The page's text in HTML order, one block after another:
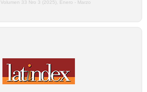
Volumen 33 Nro 3 (2025), Enero - Marzo